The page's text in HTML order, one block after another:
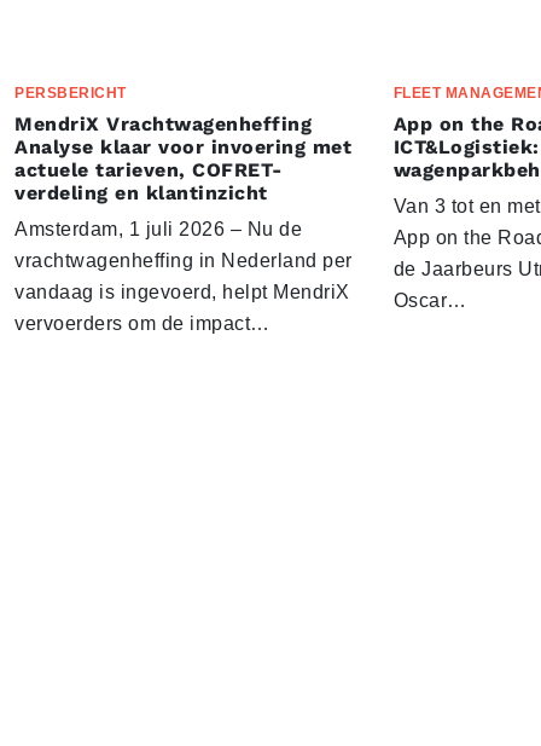
PERSBERICHT
MendriX Vrachtwagenheffing
Analyse klaar voor invoering met
actuele tarieven, COFRET-
verdeling en klantinzicht
Amsterdam, 1 juli 2026 – Nu de
vrachtwagenheffing in Nederland per
vandaag is ingevoerd, helpt MendriX
vervoerders om de impact…
FLEET
App on the
Van 3 tot en
App on the
de Jaarbeurs
Oscar…